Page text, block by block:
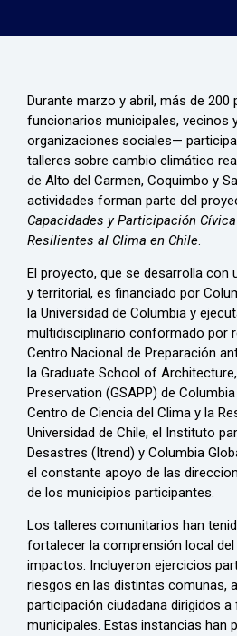
Durante marzo y abril, más de
funcionarios municipales, vecinos
organizaciones sociales—
talleres sobre cambio climático
de Alto del Carmen, Coquimbo y
actividades forman parte del
Capacidades y Participación
Resilientes al Clima en Chile.
El proyecto, que se desarrolla con
y territorial, es financiado por
la Universidad de Columbia y
multidisciplinario conformado por
Centro Nacional de Preparación
la Graduate School of
Preservation (GSAPP) de
Centro de Ciencia del Clima y la
Universidad de Chile, el Instituto
Desastres (Itrend) y Columbia
el constante apoyo de las
de los municipios participantes.
Los talleres comunitarios han
fortalecer la comprensión local
impactos. Incluyeron ejercicios
riesgos en las distintas comunas,
participación ciudadana dirigidos
municipales. Estas instancias han